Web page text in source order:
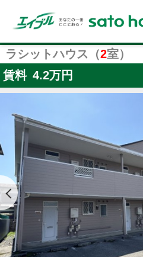
ラシットハウス（2室）
賃料 4.2万円